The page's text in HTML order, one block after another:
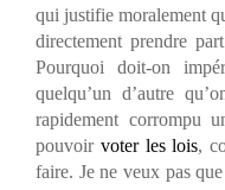
qui justifie moralement
directement prendre
Pourquoi doit-on
quelqu’un d’autre
rapidement corrompu
pouvoir voter les lois,
faire. Je ne veux pas